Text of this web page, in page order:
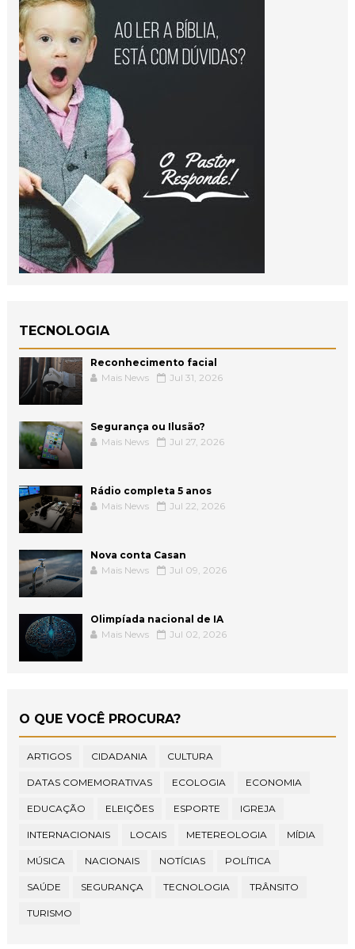
TECNOLOGIA
Reconhecimento facial
Mais News
Jul 31, 2026
Segurança ou Ilusão?
Mais News
Jul 27, 2026
Rádio completa 5 anos
Mais News
Jul 22, 2026
Nova conta Casan
Mais News
Jul 09, 2026
Olimpíada nacional de IA
Mais News
Jul 02, 2026
O QUE VOCÊ PROCURA?
ARTIGOS CIDADANIA CULTURA
DATAS COMEMORATIVAS ECOLOGIA ECONOMIA
EDUCAÇÃO ELEIÇÕES ESPORTE IGREJA
INTERNACIONAIS LOCAIS METEREOLOGIA MÍDIA
MÚSICA NACIONAIS NOTÍCIAS POLÍTICA
SAÚDE SEGURANÇA TECNOLOGIA TRÂNSITO
TURISMO